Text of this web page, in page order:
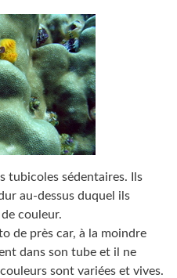
tubicoles sédentaires. Ils
au-dessus duquel ils
couleur.
de près car, à la moindre
dans son tube et il ne
sont variées et vives.